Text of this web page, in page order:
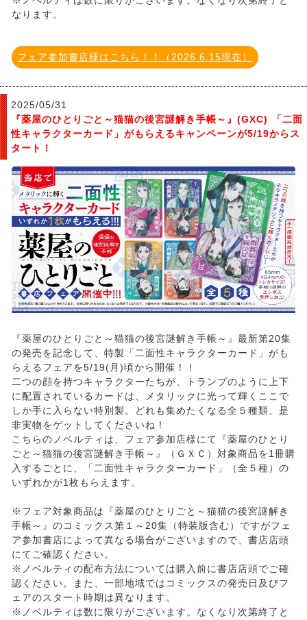
なります。
フェア参加書店様はこちら！！（2026.6.15現在）
2025/05/31
『薬屋のひとりごと～猫猫の後宮謎解き手帳～』(GXC) 「二面
性キャラクターカード」がもらえるキャンペーンが5/19からス
タート！
『薬屋のひとりごと～猫猫の後宮謎解き手帳～』最新第20集
の発売を記念して、特製「二面性キャラクターカード」がも
らえるフェアを5/19(月)頃から開催！！
二つの顔を持つキャラクターたちが、トランプのように上下
に配置されているカードは、メタリックに光って輝くここで
しか手に入らない特別製。どれも集めたくなる全５種類、是
非実物をゲットしてくださいね！
こちらのノベルティは、フェア参加店様にて『薬屋のひとり
ごと～猫猫の後宮謎解き手帳～』（ＧＸＣ）対象商品を1冊購
入するごとに、「二面性キャラクターカード」（全５種）の
いずれかが1枚もらえます。
※フェア対象商品は『薬屋のひとりごと～猫猫の後宮謎解き
手帳～』のコミックス第１～20集（特装版含む）ですがフェ
ア参加書店によって異なる場合がございますので、書店店頭
にてご確認ください。
※ノベルティの配布方法については購入前に書店店頭でご確
認ください。また、一部地域ではコミックスの発売日及びフ
ェアのスタート時期は異なります。
※ノベルティは数に限りがございます。なくなり次第終了と